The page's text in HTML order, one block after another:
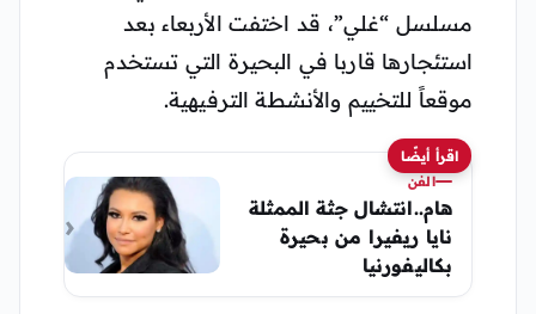
مسلسل “غلي”، قد اختفت الأربعاء بعد
استئجارها قاربا في البحيرة التي تستخدم
موقعاً للتخييم والأنشطة الترفيهية.
اقرأ أيضًا
الفن
هام..انتشال جثة الممثلة
نايا ريفيرا من بحيرة
بكاليفورنيا